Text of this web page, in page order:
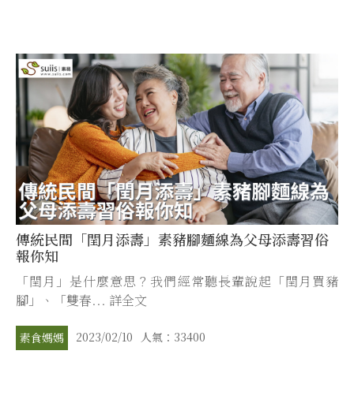
傳統民間「閏月添壽」素豬腳麵線為父母添壽習俗
報你知
「閏月」是什麼意思？我們經常聽長輩說起「閏月買豬
腳」、「雙春... 詳全文
素食媽媽 2023/02/10 人氣：33400